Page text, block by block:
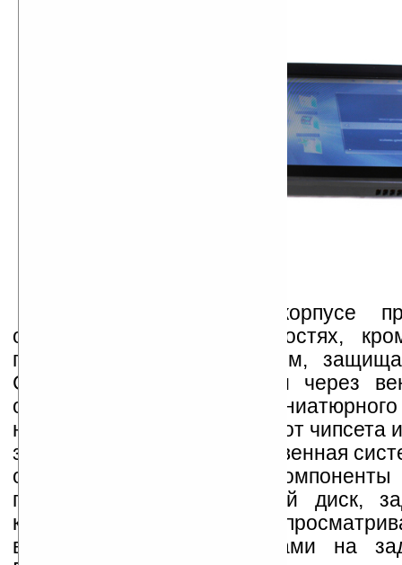
Для вентиляции в корпусе
отверстия на всех плоскостях,
полностью занятой стеклом,
Слева на верхней панели через
отверстие с помощью миниатюрного
нагретый воздух отводится от чипсета
здесь использована единственная
охлаждения. Остальные компоненты
пассивно, включая жёсткий диск,
которого частично
вентиляционными решётками на